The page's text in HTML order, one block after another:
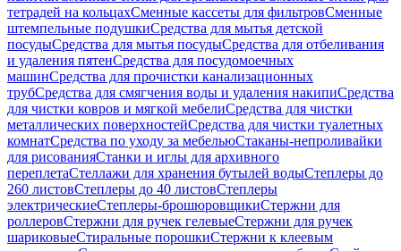
тетрадей на кольцахСменные кассеты для фильтровСменные
штемпельные подушкиСредства для мытья детской
посудыСредства для мытья посудыСредства для отбеливания
и удаления пятенСредства для посудомоечных
машинСредства для прочистки канализационных
трубСредства для смягчения воды и удаления накипиСредства
для чистки ковров и мягкой мебелиСредства для чистки
металлических поверхностейСредства для чистки туалетных
комнатСредства по уходу за мебельюСтаканы-непроливайки
для рисованияСтанки и иглы для архивного
переплетаСтеллажи для хранения бутылей водыСтеплеры до
260 листовСтеплеры до 40 листовСтеплеры
электрическиеСтеплеры-брошюровщикиСтержни для
роллеровСтержни для ручек гелевыеСтержни для ручек
шариковыеСтиральные порошкиСтержни к клеевым